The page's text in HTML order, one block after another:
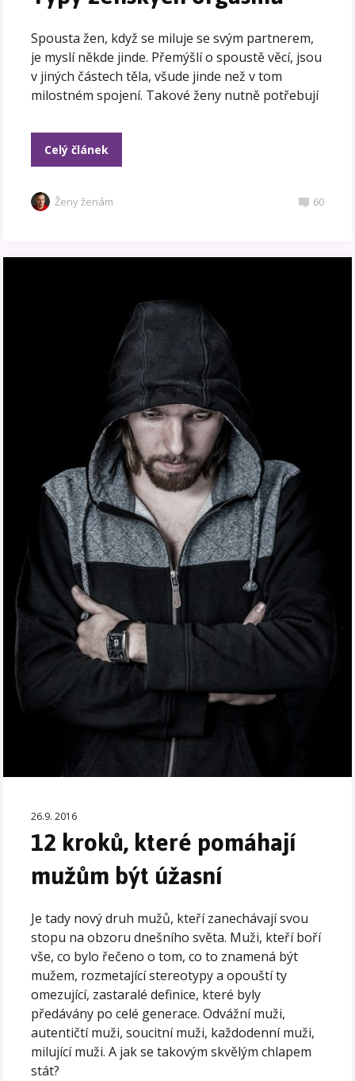
Spousta žen, když se miluje se svým partnerem,
je myslí někde jinde. Přemýšlí o spoustě věcí, jsou
v jiných částech těla, všude jinde než v tom
milostném spojení. Takové ženy nutně potřebují
Celý článek
Ženy ženám 60
26.9. 2016
12 kroků, které pomáhají
mužům být úžasní
Je tady nový druh mužů, kteří zanechávají svou
stopu na obzoru dnešního světa. Muži, kteří boří
vše, co bylo řečeno o tom, co to znamená být
mužem, rozmetající stereotypy a opouští ty
omezující, zastaralé definice, které byly
předávány po celé generace. Odvážní muži,
autentičtí muži, soucitní muži, každodenní muži,
milující muži. A jak se takovým skvělým chlapem
stát?